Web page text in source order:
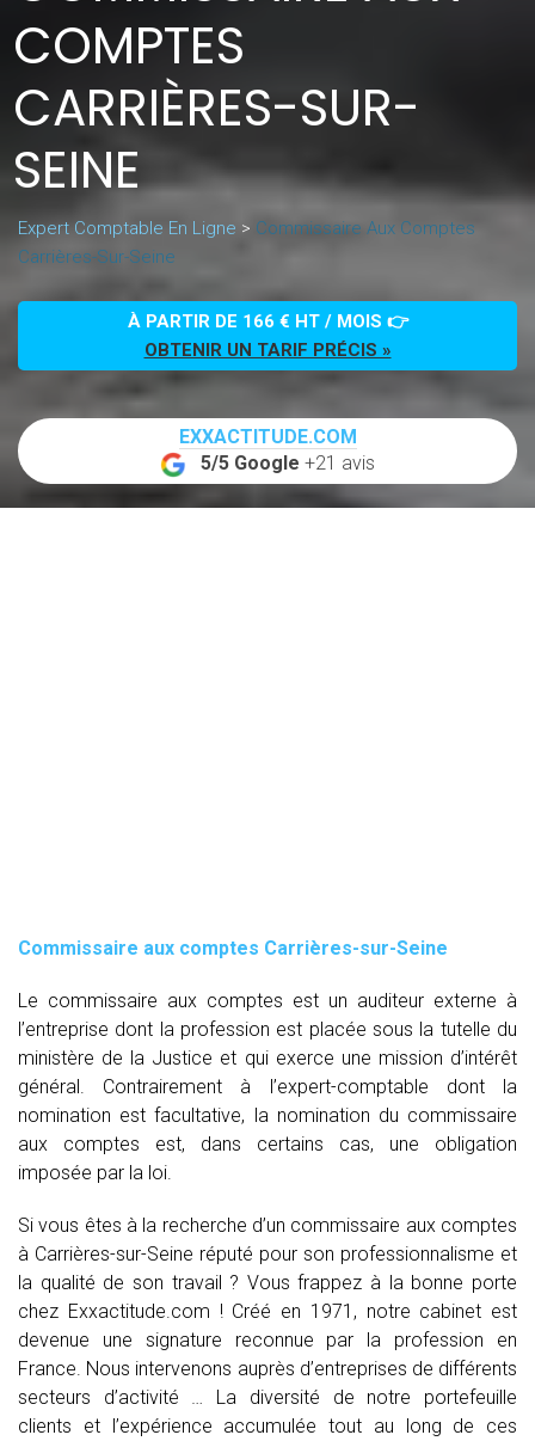
COMPTES
CARRIÈRES-SUR-
SEINE
Expert Comptable En Ligne > Commissaire Aux Comptes
Carrières-Sur-Seine
À PARTIR DE 166 € HT / MOIS 👉
OBTENIR UN TARIF PRÉCIS »
EXXACTITUDE.COM
5/5 Google +21 avis
Commissaire aux comptes Carrières-sur-Seine
Le commissaire aux comptes est un auditeur externe à
l’entreprise dont la profession est placée sous la tutelle du
ministère de la Justice et qui exerce une mission d’intérêt
général. Contrairement à l’expert-comptable dont la
nomination est facultative, la nomination du commissaire
aux comptes est, dans certains cas, une obligation
imposée par la loi.
Si vous êtes à la recherche d’un commissaire aux comptes
à Carrières-sur-Seine réputé pour son professionnalisme et
la qualité de son travail ? Vous frappez à la bonne porte
chez Exxactitude.com ! Créé en 1971, notre cabinet est
devenue une signature reconnue par la profession en
France. Nous intervenons auprès d’entreprises de différents
secteurs d’activité … La diversité de notre portefeuille
clients et l’expérience accumulée tout au long de ces